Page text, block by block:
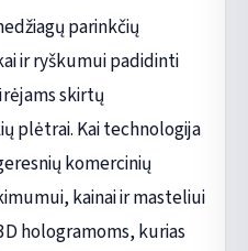
parinkčių
ir ryškumui padidinti
skirtų
plėtrai. Kai technologija
komercinių
kainai ir masteliui
hologramoms, kurias